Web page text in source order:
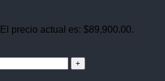
El precio actual es: $89,900.00.